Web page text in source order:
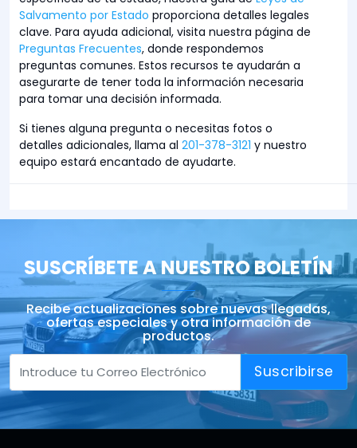
Salvamento por Estado proporciona detalles legales
clave. Para ayuda adicional, visita nuestra página de
Preguntas Frecuentes, donde respondemos
preguntas comunes. Estos recursos te ayudarán a
asegurarte de tener toda la información necesaria
para tomar una decisión informada.
Si tienes alguna pregunta o necesitas fotos o
detalles adicionales, llama al 201-378-3121 y nuestro
equipo estará encantado de ayudarte.
SUSCRÍBETE A NUESTRO BOLETÍN
Recibe actualizaciones sobre nuevas llegadas,
ofertas especiales y otra información de
productos.
Suscribirse